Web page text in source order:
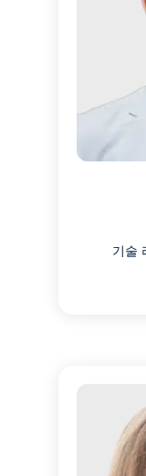
기술